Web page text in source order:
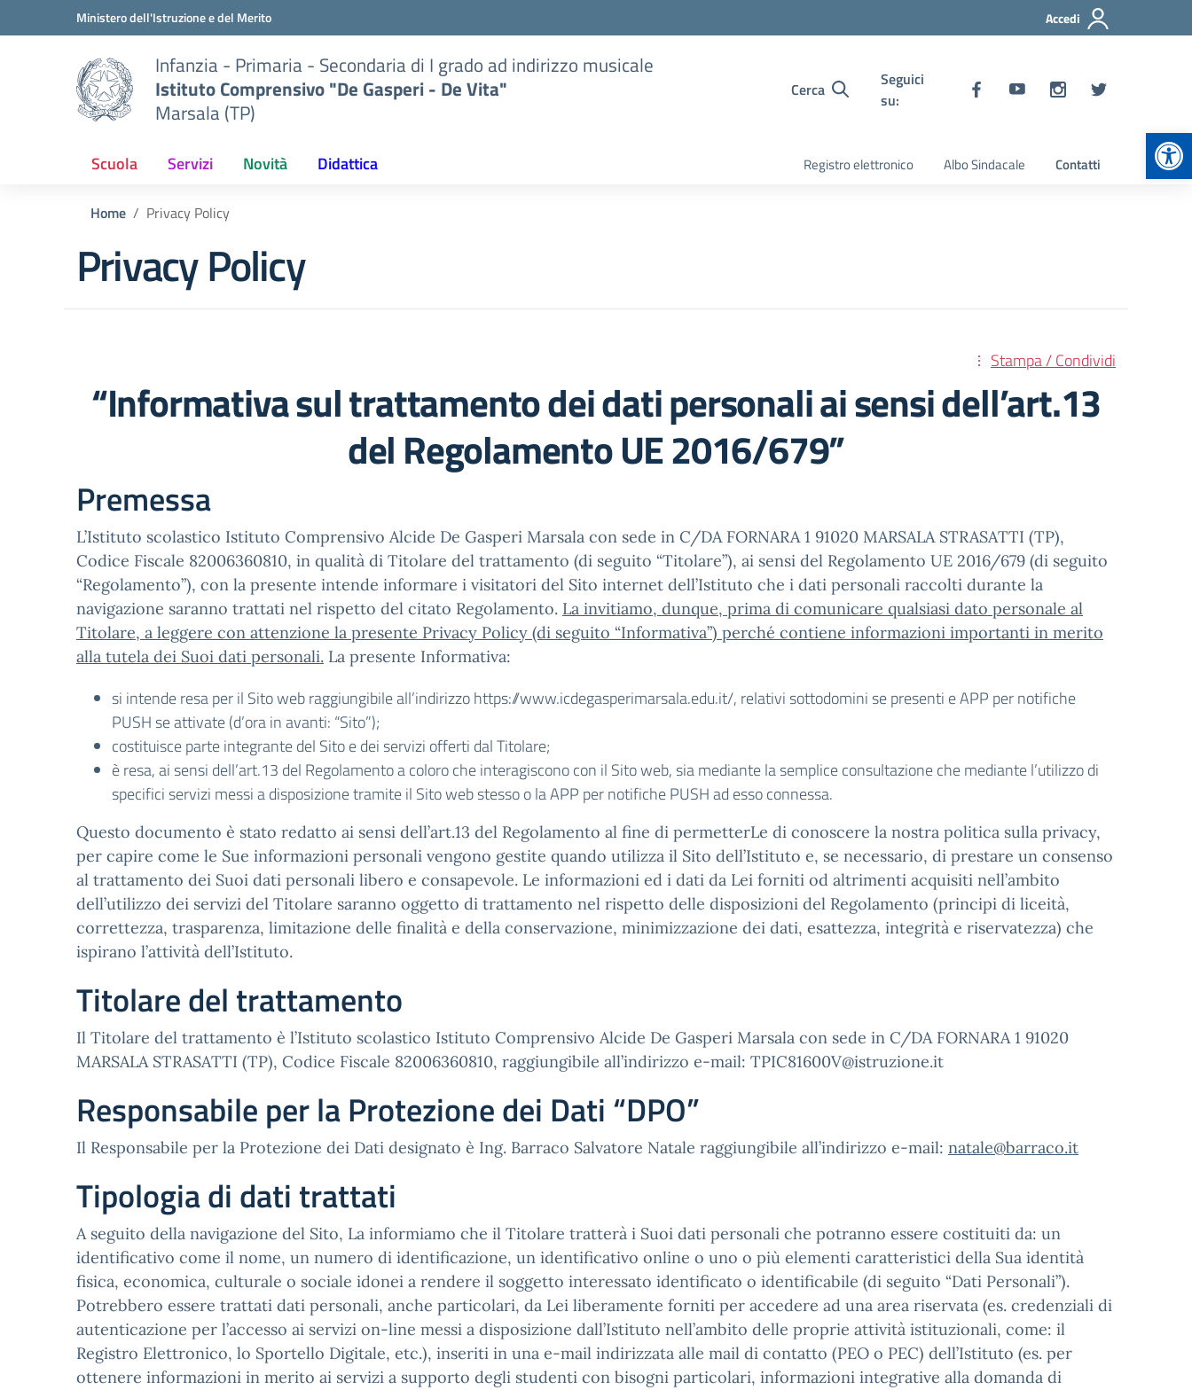
Vai ai contenuti
Vai al menu di navigazioneMinistero dell'Istruzione e del Merito Accedi
Infanzia - Primaria - Secondaria di I grado ad indirizzo musicale
Istituto Comprensivo "De Gasperi - De Vita"
Marsala (TP)
Cerca
Seguici
su:
Scuola Servizi Novità Didattica Registro elettronico Albo Sindacale Contatti
Home Privacy Policy
Privacy Policy
Stampa / Condividi
“Informativa sul trattamento dei dati personali ai sensi dell’art.13
del Regolamento UE 2016/679”
Premessa
L’Istituto scolastico Istituto Comprensivo Alcide De Gasperi Marsala con sede in C/DA FORNARA 1 91020 MARSALA STRASATTI (TP),
Codice Fiscale 82006360810, in qualità di Titolare del trattamento (di seguito “Titolare”), ai sensi del Regolamento UE 2016/679 (di seguito
“Regolamento”), con la presente intende informare i visitatori del Sito internet dell’Istituto che i dati personali raccolti durante la
navigazione saranno trattati nel rispetto del citato Regolamento. La invitiamo, dunque, prima di comunicare qualsiasi dato personale al
Titolare, a leggere con attenzione la presente Privacy Policy (di seguito “Informativa”) perché contiene informazioni importanti in merito
alla tutela dei Suoi dati personali. La presente Informativa:
si intende resa per il Sito web raggiungibile all’indirizzo https://www.icdegasperimarsala.edu.it/, relativi sottodomini se presenti e APP per notifiche
PUSH se attivate (d’ora in avanti: “Sito”);
costituisce parte integrante del Sito e dei servizi offerti dal Titolare;
è resa, ai sensi dell’art.13 del Regolamento a coloro che interagiscono con il Sito web, sia mediante la semplice consultazione che mediante l’utilizzo di
specifici servizi messi a disposizione tramite il Sito web stesso o la APP per notifiche PUSH ad esso connessa.
Questo documento è stato redatto ai sensi dell’art.13 del Regolamento al fine di permetterLe di conoscere la nostra politica sulla privacy,
per capire come le Sue informazioni personali vengono gestite quando utilizza il Sito dell’Istituto e, se necessario, di prestare un consenso
al trattamento dei Suoi dati personali libero e consapevole. Le informazioni ed i dati da Lei forniti od altrimenti acquisiti nell’ambito
dell’utilizzo dei servizi del Titolare saranno oggetto di trattamento nel rispetto delle disposizioni del Regolamento (principi di liceità,
correttezza, trasparenza, limitazione delle finalità e della conservazione, minimizzazione dei dati, esattezza, integrità e riservatezza) che
ispirano l’attività dell’Istituto.
Titolare del trattamento
Il Titolare del trattamento è l’Istituto scolastico Istituto Comprensivo Alcide De Gasperi Marsala con sede in C/DA FORNARA 1 91020
MARSALA STRASATTI (TP), Codice Fiscale 82006360810, raggiungibile all’indirizzo e-mail: TPIC81600V@istruzione.it
Responsabile per la Protezione dei Dati “DPO”
Il Responsabile per la Protezione dei Dati designato è Ing. Barraco Salvatore Natale raggiungibile all’indirizzo e-mail: natale@barraco.it
Tipologia di dati trattati
A seguito della navigazione del Sito, La informiamo che il Titolare tratterà i Suoi dati personali che potranno essere costituiti da: un
identificativo come il nome, un numero di identificazione, un identificativo online o uno o più elementi caratteristici della Sua identità
fisica, economica, culturale o sociale idonei a rendere il soggetto interessato identificato o identificabile (di seguito “Dati Personali”).
Potrebbero essere trattati dati personali, anche particolari, da Lei liberamente forniti per accedere ad una area riservata (es. credenziali di
autenticazione per l’accesso ai servizi on-line messi a disposizione dall’Istituto nell’ambito delle proprie attività istituzionali, come: il
Registro Elettronico, lo Sportello Digitale, etc.), inseriti in una e-mail indirizzata alle mail di contatto (PEO o PEC) dell’Istituto (es. per
ottenere informazioni in merito ai servizi a supporto degli studenti con bisogni particolari, informazioni integrative alla domanda di